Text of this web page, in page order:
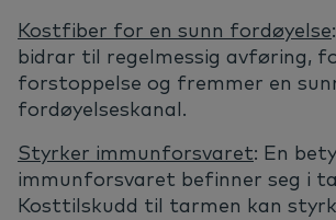
Kostfiber for en sunn fordøyelse
bidrar til regelmessig avføring,
forstoppelse og fremmer en
fordøyelseskanal.
Styrker immunforsvaret: En
immunforsvaret befinner seg i
Kosttilskudd til tarmen kan